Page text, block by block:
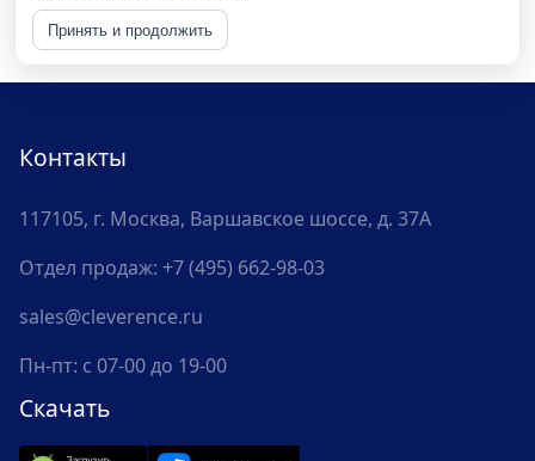
Принять и продолжить
Контакты
117105, г. Москва, Варшавское шоссе, д. 37А
Отдел продаж: +7 (495) 662-98-03
sales@cleverence.ru
Пн-пт: с 07-00 до 19-00
Скачать